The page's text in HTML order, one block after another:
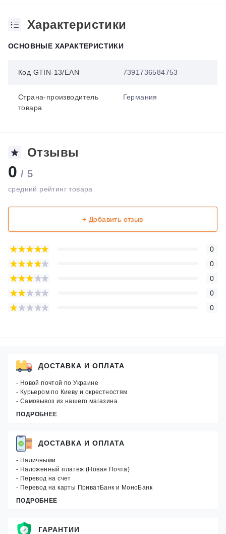
Характеристики
ОСНОВНЫЕ ХАРАКТЕРИСТИКИ
Код GTIN-13/EAN 7391736584753
Страна-производитель
товара
Германия
Отзывы
0 / 5
средний рейтинг товара
+ Добавить отзыв
0
0
0
0
0
ДОСТАВКА И ОПЛАТА
- Новой почтой по Украине
- Курьером по Киеву и окрестностям
- Самовывоз из нашего магазина
ПОДРОБНЕЕ
ДОСТАВКА И ОПЛАТА
- Наличными
- Наложенный платеж (Новая Почта)
- Перевод на счет
- Перевод на карты ПриватБанк и МоноБанк
ПОДРОБНЕЕ
ГАРАНТИИ